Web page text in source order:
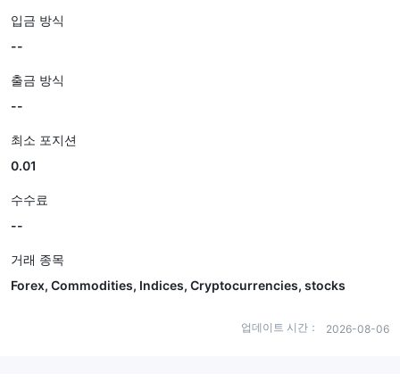
입금 방식
--
출금 방식
--
최소 포지션
0.01
수수료
--
거래 종목
Forex, Commodities, Indices, Cryptocurrencies, stocks
업데이트 시간： 2026-08-06